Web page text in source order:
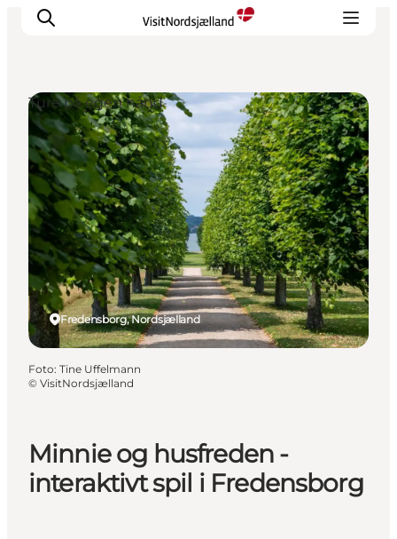
Highlights
Oplev
Det Sker
Overnatning
Byer
Planlæg ferien
Minnie og husfreden -
interaktivt spil i Fredensborg
Fredensborg, Nordsjælland
Ture på egen hånd
Foto: Tine Uffelmann
© VisitNordsjælland